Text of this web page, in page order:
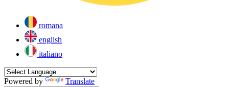
romana
english
italiano
Powered by Translate